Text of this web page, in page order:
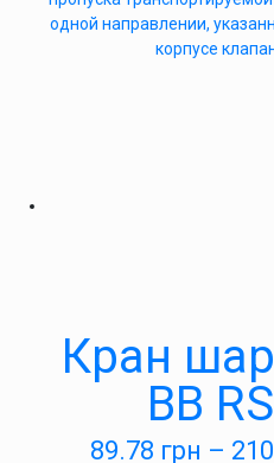
одной направлении,
корпусе
Кран
ВВ
89.78 грн –